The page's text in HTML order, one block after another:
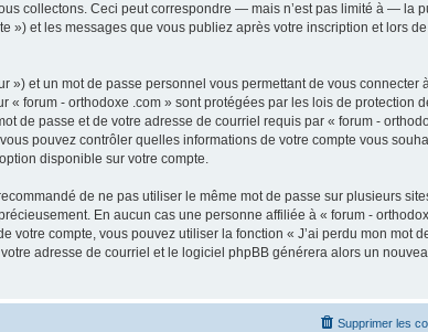
collectons. Ceci peut correspondre — mais n’est pas limité à — la
») et les messages que vous publiez après votre inscription et lors
et un mot de passe personnel vous permettant de vous connecter
forum - orthodoxe .com » sont protégées par les lois de protection
de passe et de votre adresse de courriel requis par « forum -
pouvez contrôler quelles informations de votre compte vous
disponible sur votre compte.
de ne pas utiliser le même mot de passe sur plusieurs
En aucun cas une personne affiliée à « forum -
compte, vous pouvez utiliser la fonction « J’ai perdu mon mot
adresse de courriel et le logiciel phpBB générera alors un
Supprimer les